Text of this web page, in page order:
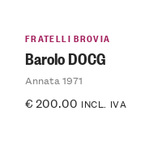
FRATELLI BROVIA
Barolo DOCG
Annata 1971
€200.00 INCL. IVA